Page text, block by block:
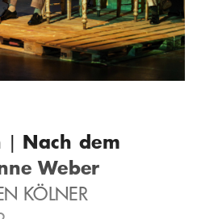
| Nach dem
Weber
KÖLNER